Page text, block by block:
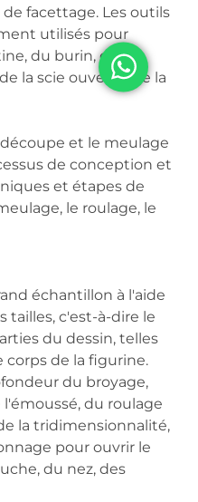
facettage. Les outils
utilisés pour
du burin, du
la scie ouverte, de la
et le meulage
de conception et
et étapes de
le roulage, le
échantillon à l'aide
tailles, c'est-à-dire le
du dessin, telles
corps de la figurine.
du broyage,
du roulage
la tridimensionnalité,
pour ouvrir le
du nez, des